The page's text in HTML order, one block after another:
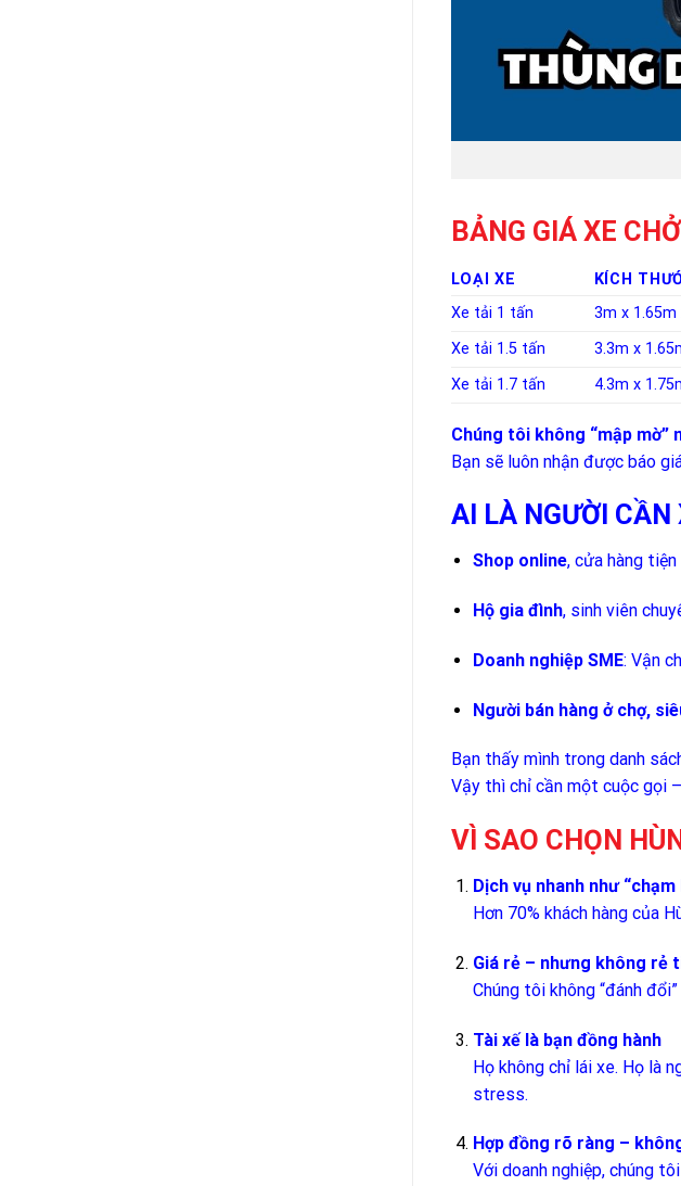
BẢNG GIÁ XE
LOẠI XE KÍCH
Xe tải 1 tấn
3m x 1.65m
Xe tải 1.5 tấn
3.3m x
Xe tải 1.7 tấn
4.3m x
Chúng tôi không “mập mờ”
Bạn sẽ luôn nhận được báo
AI LÀ NGƯỜI CẦN
Shop online, cửa hàng
Hộ gia đình, sinh viên
Doanh nghiệp SME: Vận
Người bán hàng ở chợ,
Bạn thấy mình trong danh
Vậy thì chỉ cần một cuộc gọi
VÌ SAO CHỌN
Dịch vụ nhanh như “chạm
Hơn 70% khách hàng của
Giá rẻ – nhưng không rẻ
Chúng tôi không “đánh
Tài xế là bạn đồng hành
Họ không chỉ lái xe. Họ là
stress.
Hợp đồng rõ ràng –
Với doanh nghiệp, chúng